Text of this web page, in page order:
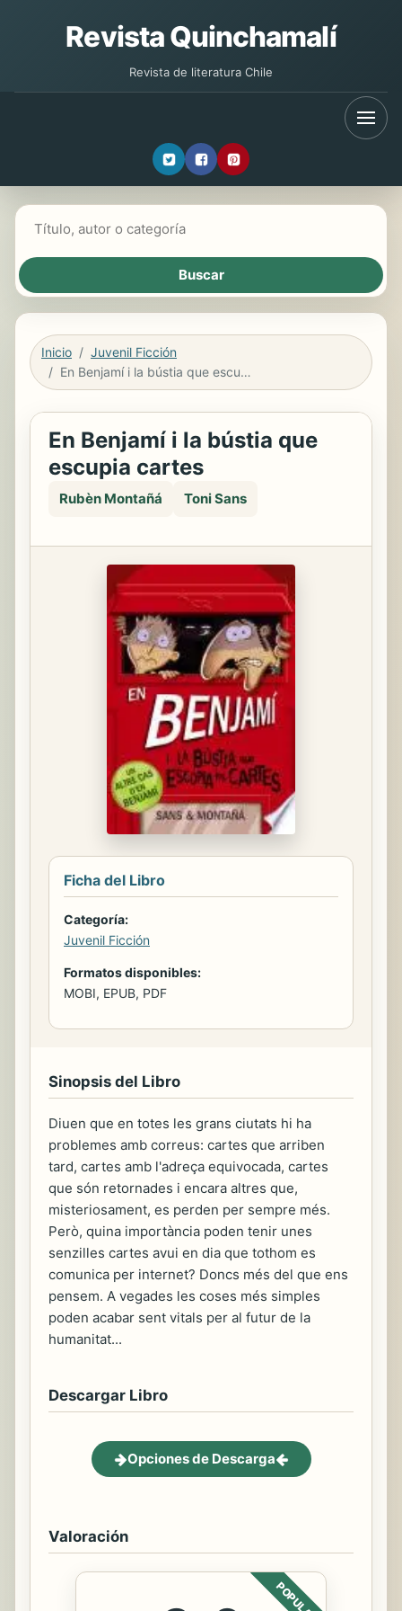
Revista Quinchamalí
Revista de literatura Chile
Inicio
Juvenil Ficción
En Benjamí i la bústia que escupia cartes
En Benjamí i la bústia que
escupia cartes
Rubèn Montañá Toni Sans
Ficha del Libro
Categoría:
Juvenil Ficción
Formatos disponibles:
MOBI, EPUB, PDF
Sinopsis del Libro
Diuen que en totes les grans ciutats hi ha
problemes amb correus: cartes que arriben
tard, cartes amb l'adreça equivocada, cartes
que són retornades i encara altres que,
misteriosament, es perden per sempre més.
Però, quina importància poden tenir unes
senzilles cartes avui en dia que tothom es
comunica per internet? Doncs més del que ens
pensem. A vegades les coses més simples
poden acabar sent vitals per al futur de la
humanitat...
Descargar Libro
Opciones de Descarga
Valoración